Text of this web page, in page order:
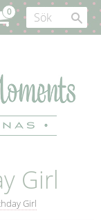
Girl
Girl